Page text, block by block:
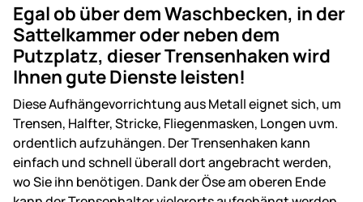
Egal ob über dem Waschbecken, in der
Sattelkammer oder neben dem
Putzplatz, dieser Trensenhaken wird
Ihnen gute Dienste leisten!
Diese Aufhängevorrichtung aus Metall eignet sich, um
Trensen, Halfter, Stricke, Fliegenmasken, Longen uvm.
ordentlich aufzuhängen. Der Trensenhaken kann
einfach und schnell überall dort angebracht werden,
wo Sie ihn benötigen. Dank der Öse am oberen Ende